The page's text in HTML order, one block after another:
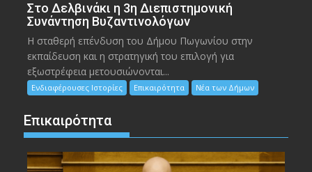
Στο Δελβινάκι η 3η Διεπιστημονική
Συνάντηση Βυζαντινολόγων
Η σταθερή επένδυση του Δήμου Πωγωνίου στην
εκπαίδευση και η στρατηγική του επιλογή για
εξωστρέφεια μετουσιώνονται...
Ενδιαφέρουσες Ιστορίες Επικαιρότητα Νέα των Δήμων
Επικαιρότητα